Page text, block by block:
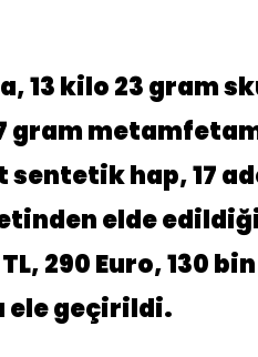
13 kilo 23 gram
gram
hap, 17
elde
290 Euro, 130
ele geçirildi.